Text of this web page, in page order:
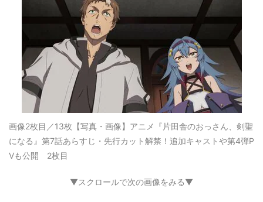
画像2枚目／13枚 【写真・画像】アニメ『片田舎のおっさん、剣聖
になる』第7話あらすじ・先行カット解禁！追加キャストや第4弾P
Vも公開 2枚目
▼スクロールで次の画像をみる▼